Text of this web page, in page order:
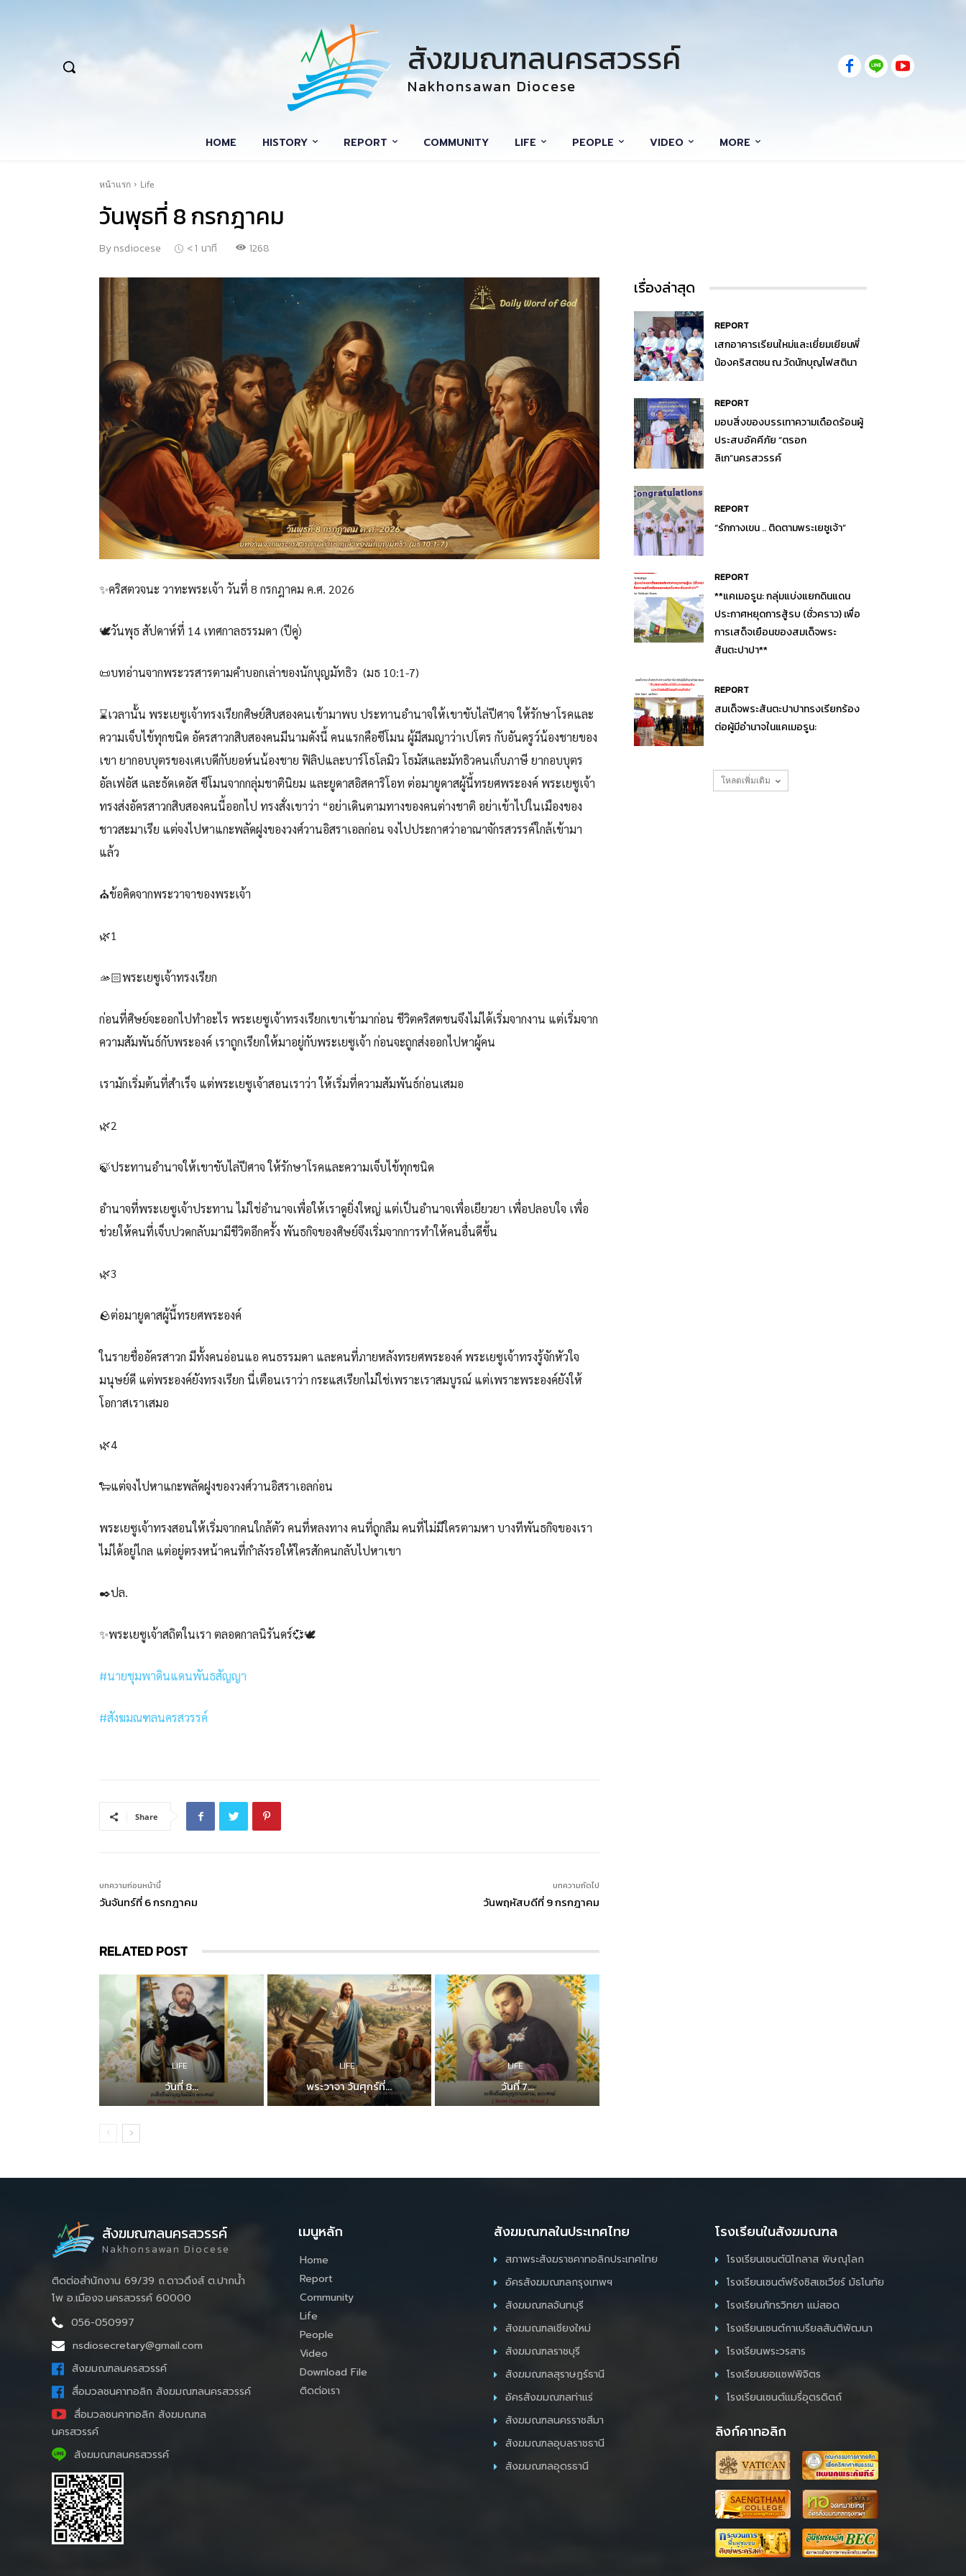
สังฆมณฑลนครสวรรค์
Nakhonsawan Diocese
HOME HISTORY REPORT COMMUNITY LIFE PEOPLE VIDEO MORE
หน้าแรก Life
วันพุธที่ 8 กรกฎาคม
Bynsdiocese < 1 นาที 1268
✨คริสตวจนะ วาทะพระเจ้า วันที่ 8 กรกฎาคม ค.ศ. 2026
🕊️วันพุธ สัปดาห์ที่ 14 เทศกาลธรรมดา (ปีคู่)
📜บทอ่านจากพระวรสารตามคำบอกเล่าของนักบุญมัทธิว (มธ 10:1-7)
⌛เวลานั้น พระเยซูเจ้าทรงเรียกศิษย์สิบสองคนเข้ามาพบ ประทานอำนาจให้เขาขับไล่ปีศาจ ให้รักษาโรคและ
ความเจ็บไข้ทุกชนิด อัครสาวกสิบสองคนมีนามดังนี้ คนแรกคือซีโมน ผู้มีสมญาว่าเปโตร กับอันดรูว์น้องชายของ
เขา ยากอบบุตรของเศเบดีกับยอห์นน้องชาย ฟิลิปและบาร์โธโลมิว โธมัสและมัทธิวคนเก็บภาษี ยากอบบุตร
อัลเฟอัส และธัดเดอัส ซีโมนจากกลุ่มชาตินิยม และยูดาสอิสคาริโอท ต่อมายูดาสผู้นี้ทรยศพระองค์ พระเยซูเจ้า
ทรงส่งอัครสาวกสิบสองคนนี้ออกไป ทรงสั่งเขาว่า “อย่าเดินตามทางของคนต่างชาติ อย่าเข้าไปในเมืองของ
ชาวสะมาเรีย แต่จงไปหาแกะพลัดฝูงของวงศ์วานอิสราเอลก่อน จงไปประกาศว่าอาณาจักรสวรรค์ใกล้เข้ามา
แล้ว
⛪ข้อคิดจากพระวาจาของพระเจ้า
🌿1
🫴🏻พระเยซูเจ้าทรงเรียก
ก่อนที่ศิษย์จะออกไปทำอะไร พระเยซูเจ้าทรงเรียกเขาเข้ามาก่อน ชีวิตคริสตชนจึงไม่ได้เริ่มจากงาน แต่เริ่มจาก
ความสัมพันธ์กับพระองค์ เราถูกเรียกให้มาอยู่กับพระเยซูเจ้า ก่อนจะถูกส่งออกไปหาผู้คน
เรามักเริ่มต้นที่สำเร็จ แต่พระเยซูเจ้าสอนเราว่า ให้เริ่มที่ความสัมพันธ์ก่อนเสมอ
🌿2
🍃ประทานอำนาจให้เขาขับไล่ปีศาจ ให้รักษาโรคและความเจ็บไข้ทุกชนิด
อำนาจที่พระเยซูเจ้าประทาน ไม่ใช่อำนาจเพื่อให้เราดูยิ่งใหญ่ แต่เป็นอำนาจเพื่อเยียวยา เพื่อปลอบใจ เพื่อ
ช่วยให้คนที่เจ็บปวดกลับมามีชีวิตอีกครั้ง พันธกิจของศิษย์จึงเริ่มจากการทำให้คนอื่นดีขึ้น
🌿3
🪨ต่อมายูดาสผู้นี้ทรยศพระองค์
ในรายชื่ออัครสาวก มีทั้งคนอ่อนแอ คนธรรมดา และคนที่ภายหลังทรยศพระองค์ พระเยซูเจ้าทรงรู้จักหัวใจ
มนุษย์ดี แต่พระองค์ยังทรงเรียก นี่เตือนเราว่า กระแสเรียกไม่ใช่เพราะเราสมบูรณ์ แต่เพราะพระองค์ยังให้
โอกาสเราเสมอ
🌿4
🐑แต่จงไปหาแกะพลัดฝูงของวงศ์วานอิสราเอลก่อน
พระเยซูเจ้าทรงสอนให้เริ่มจากคนใกล้ตัว คนที่หลงทาง คนที่ถูกลืม คนที่ไม่มีใครตามหา บางทีพันธกิจของเรา
ไม่ได้อยู่ไกล แต่อยู่ตรงหน้าคนที่กำลังรอให้ใครสักคนกลับไปหาเขา
✒️ปล.
✨พระเยซูเจ้าสถิตในเรา ตลอดกาลนิรันดร์💞🕊️
#นายชุมพาดินแดนพันธสัญญา
#สังฆมณฑลนครสวรรค์
Share
บทความก่อนหน้านี้
วันจันทร์ที่ 6 กรกฎาคม
บทความถัดไป
วันพฤหัสบดีที่ 9 กรกฎาคม
RELATED POST
LIFE
วันที่ 8...
LIFE
พระวาจา วันศุกร์ที่...
LIFE
วันที่ 7...
เรื่องล่าสุด
REPORT
เสกอาคารเรียนใหม่และเยี่ยมเยียนพี่
น้องคริสตชน ณ วัดนักบุญโฟสตินา
REPORT
มอบสิ่งของบรรเทาความเดือดร้อนผู้
ประสบอัคคีภัย “ตรอก
ลิเก”นครสวรรค์
REPORT
“รักกางเขน .. ติดตามพระเยซูเจ้า”
REPORT
**แคเมอรูน: กลุ่มแบ่งแยกดินแดน
ประกาศหยุดการสู้รบ (ชั่วคราว) เพื่อ
การเสด็จเยือนของสมเด็จพระ
สันตะปาปา**
REPORT
สมเด็จพระสันตะปาปาทรงเรียกร้อง
ต่อผู้มีอำนาจในแคเมอรูน:
โหลดเพิ่มเติม
สังฆมณฑลนครสวรรค์
Nakhonsawan Diocese
ติดต่อสำนักงาน 69/39 ถ.ดาวดึงส์ ต.ปากน้ำ
โพ อ.เมืองจ.นครสวรรค์ 60000
056-050997
nsdiosecretary@gmail.com
สังฆมณฑลนครสวรรค์
สื่อมวลชนคาทอลิก สังฆมณฑลนครสวรรค์
สื่อมวลชนคาทอลิก สังฆมณฑล
นครสวรรค์
สังฆมณฑลนครสวรรค์
เมนูหลัก
Home
Report
Community
Life
People
Video
Download File
ติดต่อเรา
สังฆมณฑลในประเทศไทย
สภาพระสังฆราชคาทอลิกประเทศไทย
อัครสังฆมณฑลกรุงเทพฯ
สังฆมณฑลจันทบุรี
สังฆมณฑลเชียงใหม่
สังฆมณฑลราชบุรี
สังฆมณฑลสุราษฎร์ธานี
อัครสังฆมณฑลท่าแร่
สังฆมณฑลนครราชสีมา
สังฆมณฑลอุบลราชธานี
สังฆมณฑลอุดรธานี
โรงเรียนในสังฆมณฑล
โรงเรียนเซนต์นิโกลาส พิษณุโลก
โรงเรียนเซนต์ฟรังซิสเซเวียร์ มัธโนทัย
โรงเรียนภัทรวิทยา แม่สอด
โรงเรียนเซนต์กาเบรียลสันติพัฒนา
โรงเรียนพระวรสาร
โรงเรียนยอแซฟพิจิตร
โรงเรียนเซนต์แมรี่อุตรดิตถ์
ลิงก์คาทอลิก